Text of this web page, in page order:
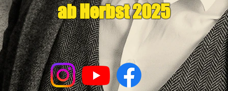
ab Herbst 2025